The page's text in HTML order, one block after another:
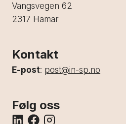
Vangsvegen 62
2317 Hamar
Kontakt
E-post: post@in-sp.no
Følg oss